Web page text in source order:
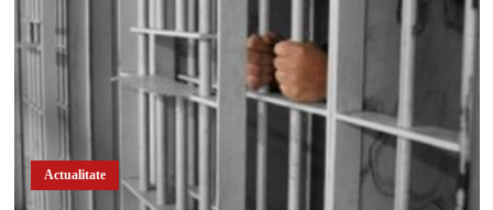
minor
a
Actualitate